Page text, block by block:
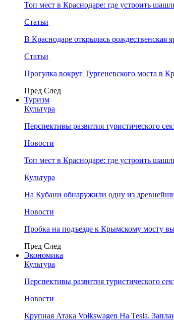
Топ мест в Краснодаре: где устроить
Статьи
В Краснодаре открылась
Статьи
Прогулка вокруг Тургеневского моста в
Пред След
Туризм
Культура
Перспективы развития туристического
Новости
Топ мест в Краснодаре: где устроить
Культура
На Кубани обнаружили одну из
Новости
Пробка на подъезде к Крымскому мосту
Пред След
Экономика
Культура
Перспективы развития туристического
Новости
Крупная Атака Volkswagen На Tesla.